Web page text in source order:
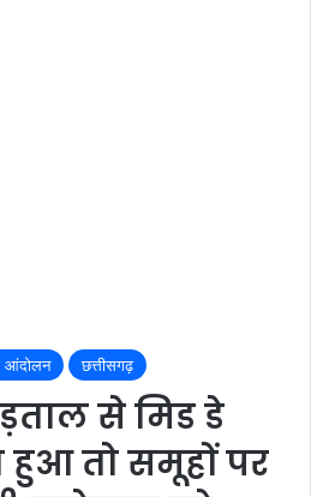
आंदोलन छत्तीसगढ़
से मिड डे
हुआ तो समूहों पर